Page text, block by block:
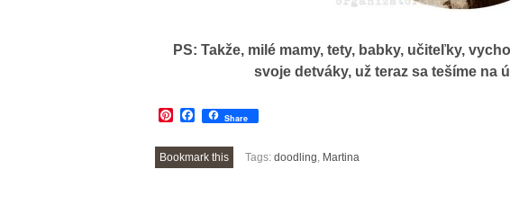
PS: Takže, milé mamy, tety, babky, učiteľky,
svoje detváky, už teraz sa tešíme na
Pinterest
Facebook
Share
Bookmark this Tags: doodling, Martina